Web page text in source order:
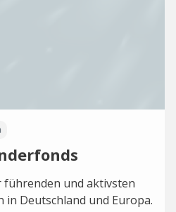
führenden und aktivsten
Deutschland und Europa.